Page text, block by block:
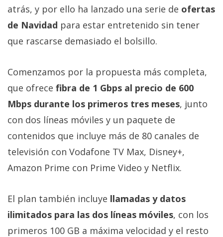
Sorteos
Foros
Contacto
/
Sobre
nosotros
/
Publicidad
Cambiar
opciones
privacidad
Aviso
Legal
atrás, y por ello ha lanzado una serie de ofertas
de Navidad para estar entretenido sin tener
que rascarse demasiado el bolsillo.
Comenzamos por la propuesta más completa,
que ofrece fibra de 1 Gbps al precio de 600
Mbps durante los primeros tres meses, junto
con dos líneas móviles y un paquete de
contenidos que incluye más de 80 canales de
televisión con Vodafone TV Max, Disney+,
Amazon Prime con Prime Video y Netflix.
El plan también incluye llamadas y datos
ilimitados para las dos líneas móviles, con los
primeros 100 GB a máxima velocidad y el resto